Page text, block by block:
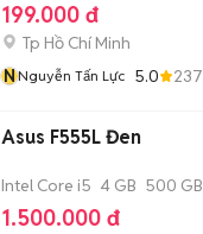
199.000 đ
Tp Hồ Chí Minh
NNguyễn Tấn Lực 5.0 237
Asus F555L Đen
Intel Core i5 4 GB 500 GB
1.500.000 đ